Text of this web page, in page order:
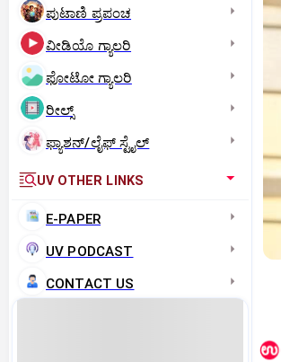
ಪುಟಾಣಿ ಪ್ರಪಂಚ
ವೀಡಿಯೊ ಗ್ಯಾಲರಿ
ಫೋಟೋ ಗ್ಯಾಲರಿ
ರೀಲ್ಸ್
ಫ್ಯಾಶನ್/ಲೈಫ್‌ ಸ್ಟೈಲ್
UV OTHER LINKS
E-PAPER
UV PODCAST
CONTACT US